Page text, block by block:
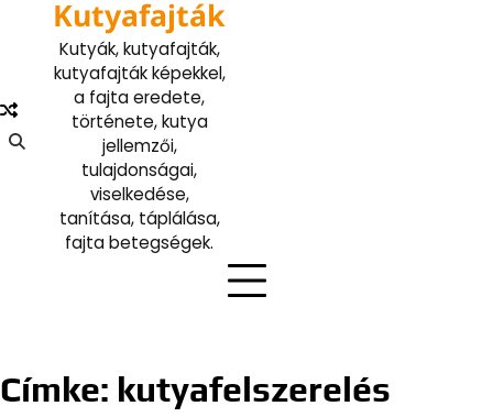
content
Kutyafajták
Kutyák, kutyafajták,
kutyafajták képekkel,
a fajta eredete,
története, kutya
jellemzői,
tulajdonságai,
viselkedése,
tanítása, táplálása,
fajta betegségek.
Címke: kutyafelszerelés